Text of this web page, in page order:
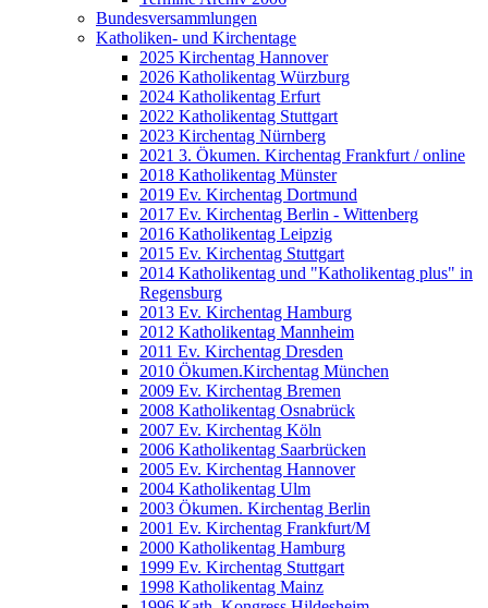
Bundesversammlungen
Katholiken- und Kirchentage
2025 Kirchentag Hannover
2026 Katholikentag Würzburg
2024 Katholikentag Erfurt
2022 Katholikentag Stuttgart
2023 Kirchentag Nürnberg
2021 3. Ökumen. Kirchentag Frankfurt / online
2018 Katholikentag Münster
2019 Ev. Kirchentag Dortmund
2017 Ev. Kirchentag Berlin - Wittenberg
2016 Katholikentag Leipzig
2015 Ev. Kirchentag Stuttgart
2014 Katholikentag und "Katholikentag plus" in
Regensburg
2013 Ev. Kirchentag Hamburg
2012 Katholikentag Mannheim
2011 Ev. Kirchentag Dresden
2010 Ökumen.Kirchentag München
2009 Ev. Kirchentag Bremen
2008 Katholikentag Osnabrück
2007 Ev. Kirchentag Köln
2006 Katholikentag Saarbrücken
2005 Ev. Kirchentag Hannover
2004 Katholikentag Ulm
2003 Ökumen. Kirchentag Berlin
2001 Ev. Kirchentag Frankfurt/M
2000 Katholikentag Hamburg
1999 Ev. Kirchentag Stuttgart
1998 Katholikentag Mainz